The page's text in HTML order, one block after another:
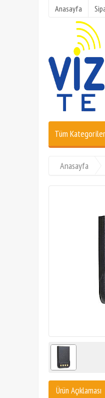
Anasayfa
Tüm Kategoriler
Anasayfa
Ürün Açıklaması